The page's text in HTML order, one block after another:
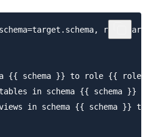
{{ schema }} to role {{ role
in schema {{ schema }}
in schema {{ schema }}